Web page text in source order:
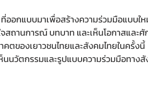
อกแบบมาเพื่อสร้างความร่วมมือแบบให
จสถานการณ์ บทบาท และเห็นโอกาสและศั
องเยาวชนไทยและสังคมไทยในครั้งนี้
นนวัตกรรมและรูปแบบความร่วมมือทาง